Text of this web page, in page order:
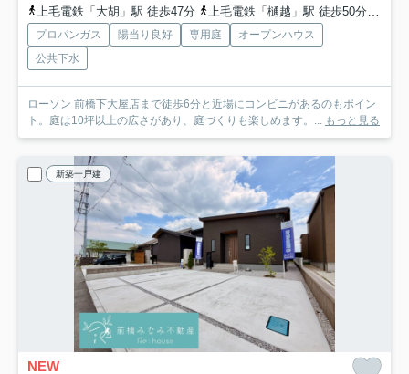
上毛電鉄「大胡」駅 徒歩47分
上毛電鉄「樋越」駅 徒歩50分
プロパンガス 陽当り良好 専用庭
オープンハウス
公共下水
ローソン 前橋下大屋店まで徒歩6分と近場にコンビニがあるのもポイン
ト。庭は10坪以上の広さがあり、庭づくりも楽しめます。... もっと見る
新築一戸建
NEW